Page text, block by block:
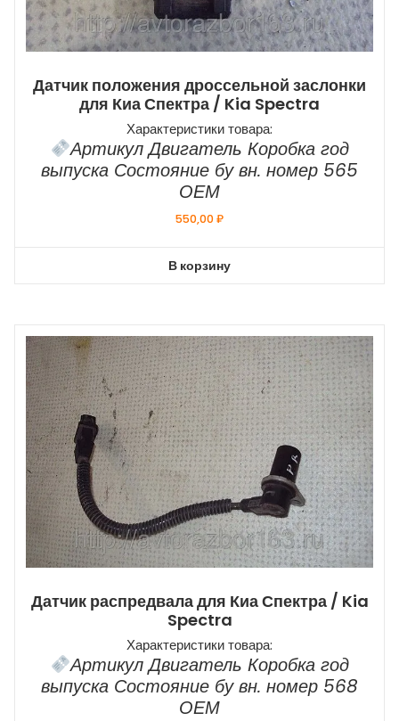
Датчик положения дроссельной заслонки
для Киа Спектра / Kia Spectra
Характеристики товара:
Артикул Двигатель Коробка год
выпуска Состояние бу вн. номер 565
ОЕМ
550,00₽
В корзину
Датчик распредвала для Киа Спектра / Kia
Spectra
Характеристики товара:
Артикул Двигатель Коробка год
выпуска Состояние бу вн. номер 568
ОЕМ